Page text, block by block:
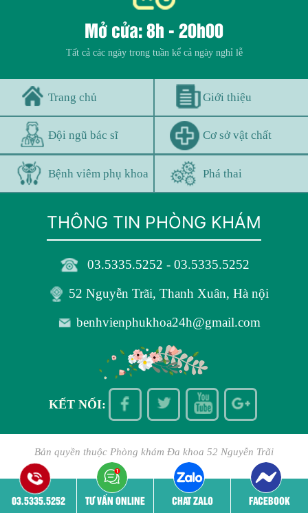
Mở cửa: 8h - 20h00
Tất cả các ngày trong tuần kể cả ngày nghỉ lễ
Trang chủ Giới thiệu
Đội ngũ bác sĩ Cơ sở vật chất
Bệnh viêm phụ khoa Phá thai
THÔNG TIN PHÒNG KHÁM
03.5335.5252 - 03.5335.5252
52 Nguyễn Trãi, Thanh Xuân, Hà nội
benhvienphukhoa24h@gmail.com
KẾT NỐI:
Bản quyền thuộc Phòng khám Đa khoa 52 Nguyễn Trãi
03.5335.5252 TƯ VẤN ONLINE CHAT ZALO FACEBOOK